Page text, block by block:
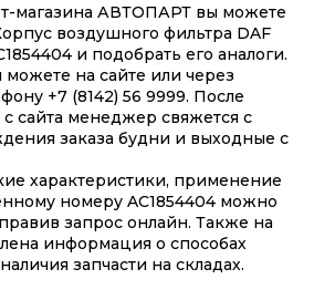
магазина АВТОПАРТ вы можете
воздушного фильтра DAF
и подобрать его аналоги.
на сайте или через
+7 (8142) 56 9999. После
сайта менеджер свяжется с
заказа будни и выходные с
характеристики, применение
номеру AC1854404 можно
запрос онлайн. Также на
информация о способах
запчасти на складах.